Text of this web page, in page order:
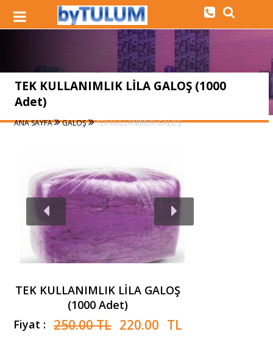
TEK KULLANIMLIK LİLA GALOŞ (1000
Adet)
ANA SAYFA GALOŞ TEK KULLANIMLIK GALOŞ
TEK KULLANIMLIK LİLA GALOŞ
(1000 Adet)
Fiyat : 250.00 TL 220.00 TL